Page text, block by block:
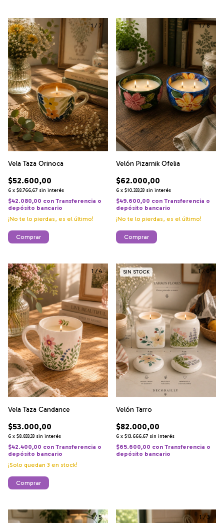
1 / 7
Vela Taza Orinoca
$52.600,00
6 x $8.766,67 sin interés
$42.080,00 con Transferencia o
depósito bancario
¡No te lo pierdas, es el último!
Comprar
1/8
Velón Pizarnik Ofelia
$62.000,00
6 x $10.333,33 sin interés
$49.600,00 con Transferencia o
depósito bancario
¡No te lo pierdas, es el último!
Comprar
1/4
Vela Taza Candance
$53.000,00
6 x $8.833,33 sin interés
$42.400,00 con Transferencia o
depósito bancario
¡Solo quedan 3 en stock!
Comprar
1/ 6
SIN STOCK
Velón Tarro
$82.000,00
6 x $13.666,67 sin interés
$65.600,00 con Transferencia o
depósito bancario
1/5 1 /3